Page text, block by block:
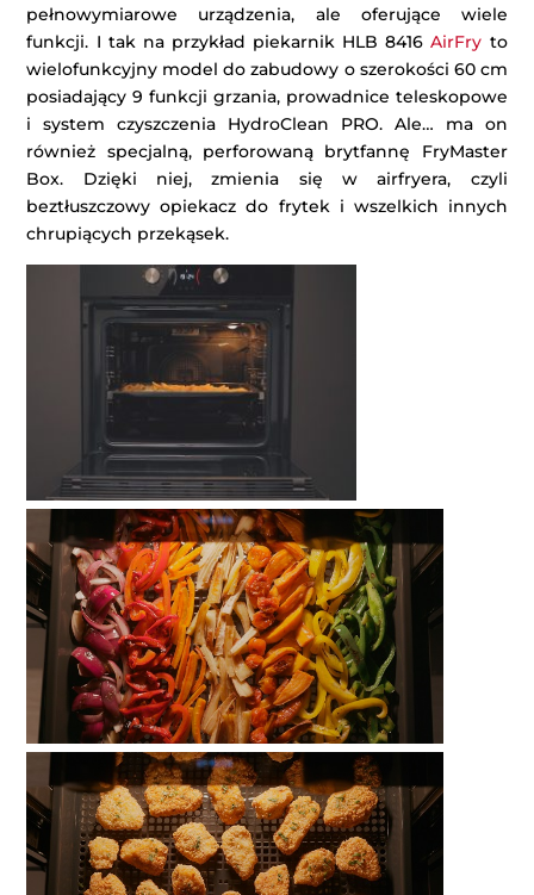
pełnowymiarowe urządzenia, ale oferujące wiele
funkcji. I tak na przykład piekarnik HLB 8416AirFry to
wielofunkcyjny model do zabudowy o szerokości 60 cm
posiadający 9 funkcji grzania, prowadnice teleskopowe
i system czyszczenia HydroClean PRO. Ale… ma on
również specjalną, perforowaną brytfannę FryMaster
Box. Dzięki niej, zmienia się w airfryera, czyli
beztłuszczowy opiekacz do frytek i wszelkich innych
chrupiących przekąsek.